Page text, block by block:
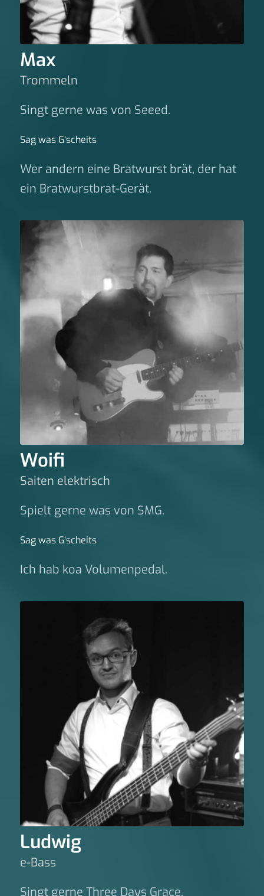
Max
Trommeln
Singt gerne was von Seeed.
Sag was G‘scheits
Wer andern eine Bratwurst brät, der hat
ein Bratwurstbrat-Gerät.
Woifi
Saiten elektrisch
Spielt gerne was von SMG.
Sag was G‘scheits
Ich hab koa Volumenpedal.
Ludwig
e-Bass
Singt gerne Three Days Grace.